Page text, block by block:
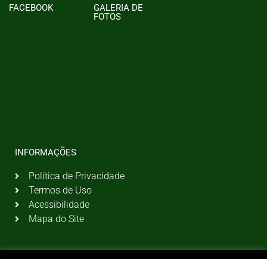
FACEBOOK
GALERIA DE
FOTOS
INFORMAÇÕES
Política de Privacidade
Termos de Uso
Acessibilidade
Mapa do Site